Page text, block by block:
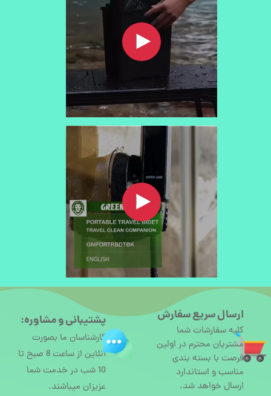
ارسال سریع سفارش
کلیه سفارشات شما
مشتریان محترم در اولین
فرصت با بسته بندی
مناسب و استاندارد
ارسال خواهد شد.
پشتیبانی و مشاوره:
کارشناسان ما بصورت
آنلاین از ساعت 8 صبح تا
10 شب در خدمت شما
عزیزان میباشند.